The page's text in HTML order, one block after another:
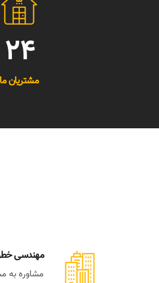
24
مشتریان ما
مهندسی
مشاوره به